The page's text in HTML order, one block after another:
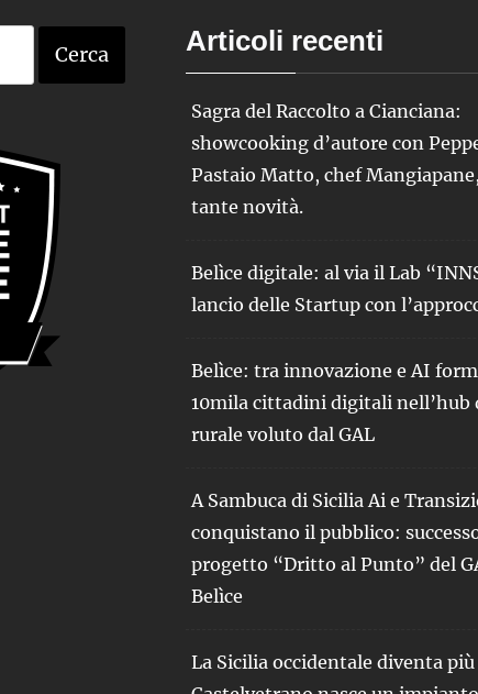
Articoli recenti
Sagra del Raccolto a Cianciana:
showcooking d’autore con
Pastaio Matto, chef
tante novità.
Belìce digitale: al via il Lab
lancio delle Startup con
Belìce: tra innovazione e AI
10mila cittadini digitali nell’hub
rurale voluto dal GAL
A Sambuca di Sicilia Ai e
conquistano il pubblico:
progetto “Dritto al Punto” del
Belìce
La Sicilia occidentale diventa